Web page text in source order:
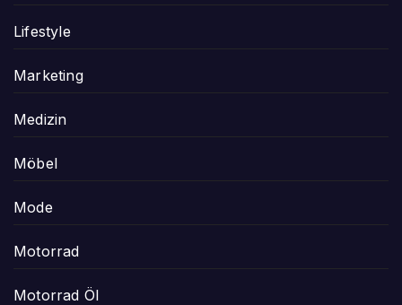
Lifestyle
Marketing
Medizin
Möbel
Mode
Motorrad
Motorrad Öl